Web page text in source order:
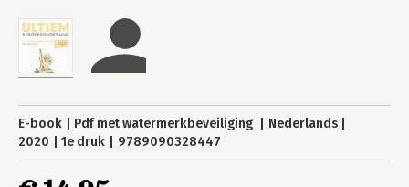
E-book Pdf met watermerkbeveiliging
Nederlands
2020
1e druk 9789090328447